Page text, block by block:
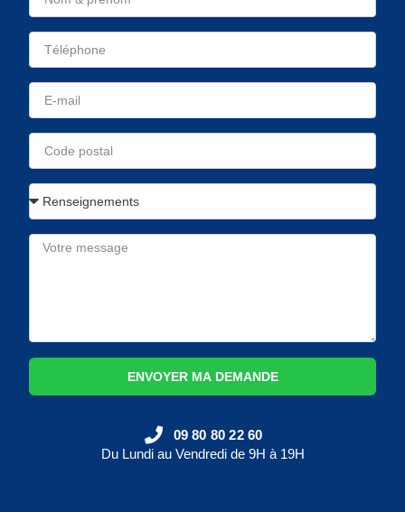
ENVOYER MA DEMANDE
09 80 80 22 60
Du Lundi au Vendredi de 9H à 19H